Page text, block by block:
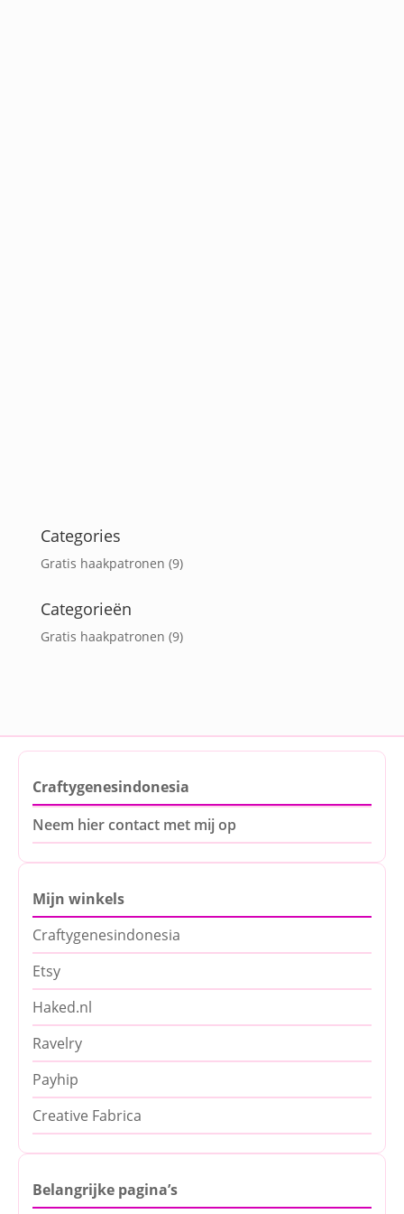
Categories
Gratis haakpatronen (9)
Categorieën
Gratis haakpatronen (9)
Craftygenesindonesia
Neem hier contact met mij op
Mijn winkels
Craftygenesindonesia
Etsy
Haked.nl
Ravelry
Payhip
Creative Fabrica
Belangrijke pagina’s